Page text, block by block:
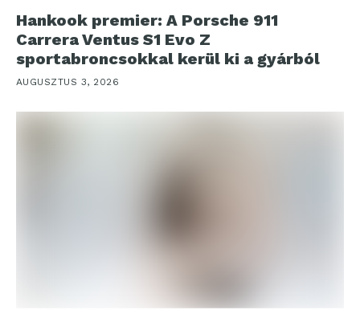
Hankook premier: A Porsche 911
Carrera Ventus S1 Evo Z
sportabroncsokkal kerül ki a gyárból
AUGUSZTUS 3, 2026